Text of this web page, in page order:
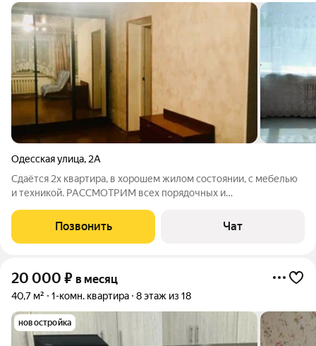
Одесская улица, 2А
Сдаётся 2х квартира, в хорошем жилом состоянии, с мебелью
и техникой. РАССМОТРИМ всех порядочных и
Позвонить Чат
20 000 ₽ в месяц
40,7 м² 1-комн. квартира 8 этаж из 18
новостройка